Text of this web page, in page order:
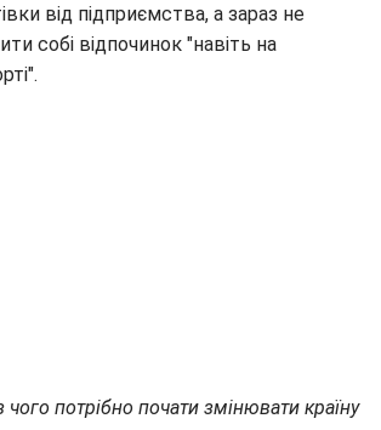
від підприємства, а зараз не
собі відпочинок "навіть на
чого потрібно почати змінювати країну